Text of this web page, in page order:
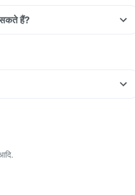
सकते हैं?